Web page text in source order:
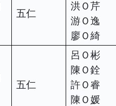
五仁
洪Ｏ芹
游Ｏ逸
廖Ｏ綺
五仁
呂Ｏ彬
陳Ｏ銓
許Ｏ睿
陳Ｏ媛